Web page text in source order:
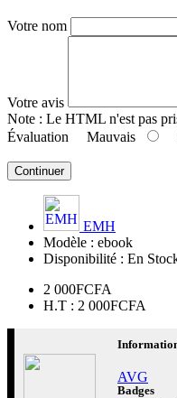
Votre nom
Votre avis
Note : Le HTML n'est pas
Évaluation Mauvais
Continuer
EMH
Modèle : ebook
Disponibilité : En
2 000FCFA
H.T : 2 000FCFA
AVG
Badges